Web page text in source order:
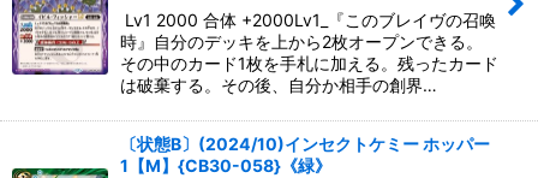
Lv1 2000 合体 +2000Lv1_『このブレイヴの召喚
時』自分のデッキを上から2枚オープンできる。
その中のカード1枚を手札に加える。残ったカード
は破棄する。その後、自分か相手の創界…
〔状態B〕(2024/10)インセクトケミー ホッパー
1【M】{CB30-058}《緑》